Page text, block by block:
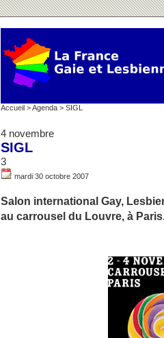
Accueil >Agenda > SIGL
4 novembre
SIGL
3
mardi 30 octobre 2007
Salon international Gay,
au carrousel du Louvre, à